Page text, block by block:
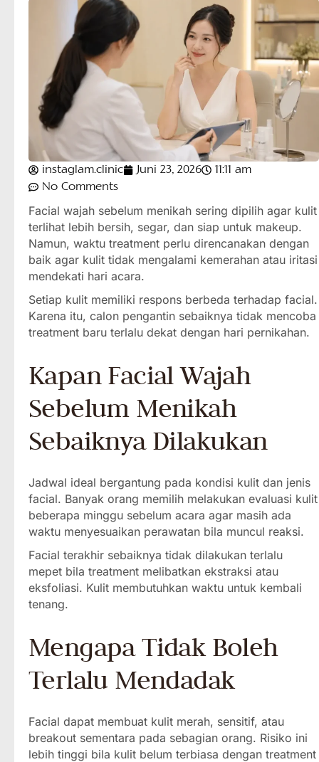
instaglam.clinic Juni 23, 2026
11:11 am
No Comments
Facial wajah sebelum menikah sering dipilih agar kulit
terlihat lebih bersih, segar, dan siap untuk makeup.
Namun, waktu treatment perlu direncanakan dengan
baik agar kulit tidak mengalami kemerahan atau iritasi
mendekati hari acara.
Setiap kulit memiliki respons berbeda terhadap facial.
Karena itu, calon pengantin sebaiknya tidak mencoba
treatment baru terlalu dekat dengan hari pernikahan.
Kapan Facial Wajah
Sebelum Menikah
Sebaiknya Dilakukan
Jadwal ideal bergantung pada kondisi kulit dan jenis
facial. Banyak orang memilih melakukan evaluasi kulit
beberapa minggu sebelum acara agar masih ada
waktu menyesuaikan perawatan bila muncul reaksi.
Facial terakhir sebaiknya tidak dilakukan terlalu
mepet bila treatment melibatkan ekstraksi atau
eksfoliasi. Kulit membutuhkan waktu untuk kembali
tenang.
Mengapa Tidak Boleh
Terlalu Mendadak
Facial dapat membuat kulit merah, sensitif, atau
breakout sementara pada sebagian orang. Risiko ini
lebih tinggi bila kulit belum terbiasa dengan treatment